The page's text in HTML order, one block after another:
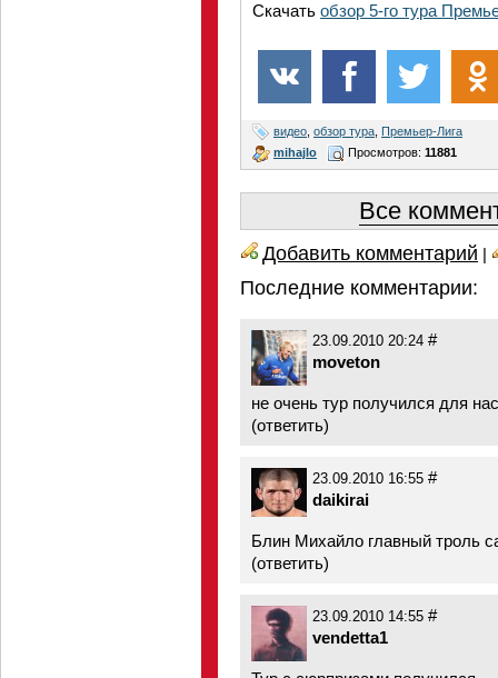
Скачать обзор 5-го тура
видео обзор тура Премьер-Лига
mihajlo
Просмотров: 11881
Все
Добавить комментарий |
Последние комментарии:
23.09.2010 20:24 #
moveton
не очень тур получился для
(ответить)
23.09.2010 16:55 #
daikirai
Блин Михайло главный троль
(ответить)
23.09.2010 14:55 #
vendetta1